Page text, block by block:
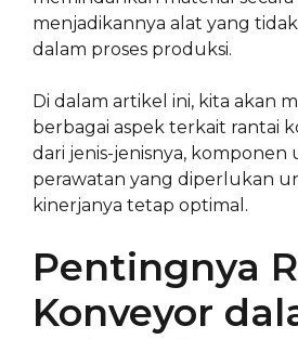
menjadikannya alat yang
dalam proses produksi.
Di dalam artikel ini, kita akan
berbagai aspek terkait rantai
dari jenis-jenisnya, komponen
perawatan yang diperlukan
kinerjanya tetap optimal.
Pentingnya
Konveyor